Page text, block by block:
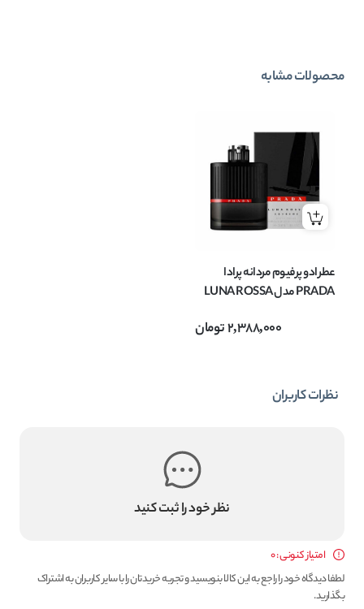
محصولات مشابه
عطر ادو پرفیوم مردانه پرادا
PRADA مدل LUNA ROSSA
2,388,000تومان
نظرات کاربران
نظر خود را ثبت کنید
امتیاز کنونی : 0
لطفا دیدگاه خود را راجع به این کالا بنویسید و تجربه خریدتان را با سایر کاربران به اشتراک
بگذارید.